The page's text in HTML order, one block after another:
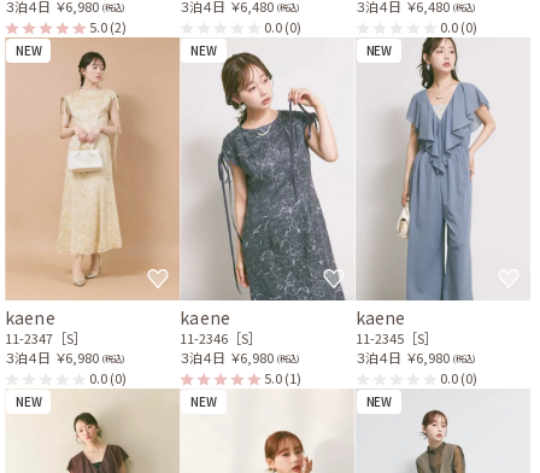
３泊４日 ￥6,980 (税込)
5.0(2)
３泊４日 ￥6,480 (税込)
0.0(0)
３泊４日 ￥6,480 (税込)
0.0(0)
NEW
kaene
11-2347［S］
３泊４日 ￥6,980 (税込)
0.0(0)
NEW
kaene
11-2346［S］
３泊４日 ￥6,980 (税込)
5.0(1)
NEW
kaene
11-2345［S］
３泊４日 ￥6,980 (税込)
0.0(0)
NEW NEW NEW